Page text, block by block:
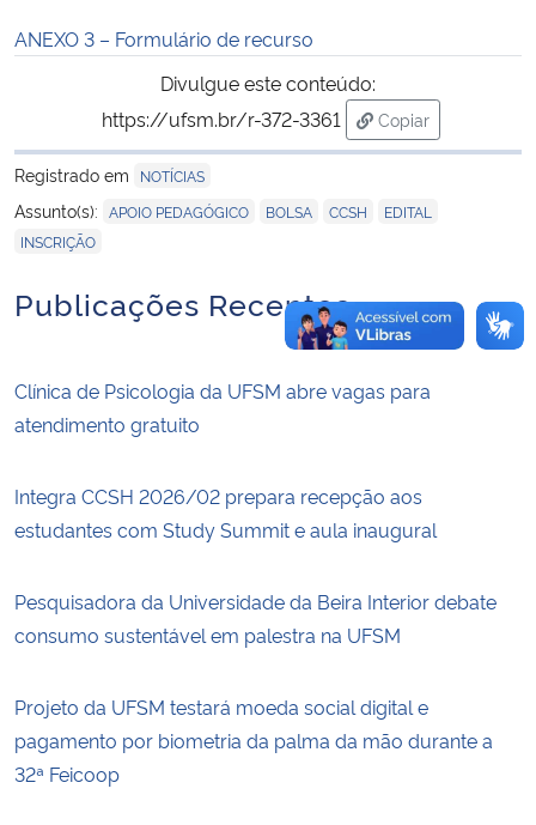
Banco Central do Brasil
ANEXO 3 – Formulário de recurso
Divulgue este conteúdo:
https://ufsm.br/r-372-3361
Copiar
para área de
Registrado em
NOTÍCIAS
Assunto(s): APOIO PEDAGÓGICO BOLSA CCSH EDITAL
INSCRIÇÃO
Publicações Recentes
Clínica de Psicologia da UFSM abre vagas para
atendimento gratuito
Integra CCSH 2026/02 prepara recepção aos
estudantes com Study Summit e aula inaugural
Pesquisadora da Universidade da Beira Interior debate
consumo sustentável em palestra na UFSM
Projeto da UFSM testará moeda social digital e
pagamento por biometria da palma da mão durante a
32ª Feicoop